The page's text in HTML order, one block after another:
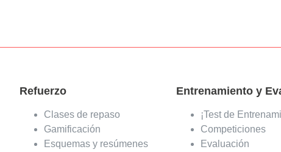
Refuerzo
Clases de repaso
Gamificación
Esquemas y resúmenes
Entrenamiento y
¡Test de
Competiciones
Evaluación